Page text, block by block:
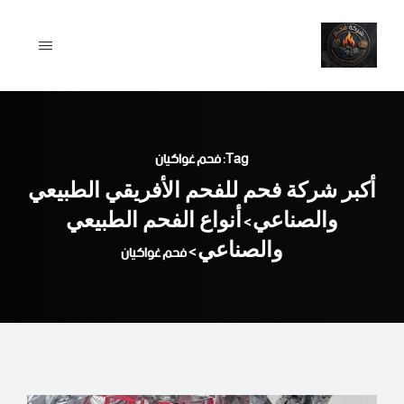
content
Tag: فحم غواكيان
أكبر شركة فحم للفحم الأفريقي الطبيعي
والصناعي>أنواع الفحم الطبيعي
والصناعي>فحم غواكيان